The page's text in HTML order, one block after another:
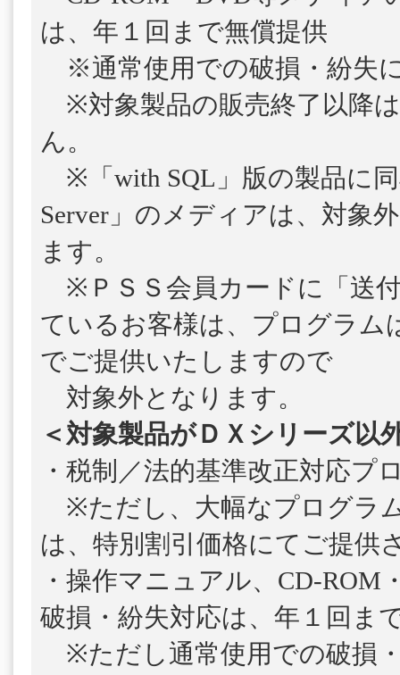
は、年１回まで無償提供
※通常使用での破損・紛失
※対象製品の販売終了以降
ん。
※「with SQL」版の製品に
Server」のメディアは、対象
ます。
※ＰＳＳ会員カードに「送
ているお客様は、プログラム
でご提供いたしますので
対象外となります。
＜対象製品がＤＸシリーズ以
・税制／法的基準改正対応プ
※ただし、大幅なプログラ
は、特別割引価格にてご提供
・操作マニュアル、CD-ROM
破損・紛失対応は、年１回ま
※ただし通常使用での破損